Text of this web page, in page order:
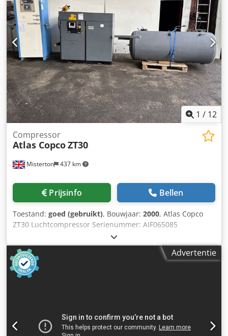
1 / 12
Misterton 437 km
Compressor
Atlas CopcoZT30
Prijsinfo Bellen
Toestand: goed (gebruikt), Bouwjaar: 2000, Atlas Copco
ZT30 Luchtcompressor Serienummer: AIF065085
Crjdpfsvtcy Ujx Aa Tjf 2000, olievrije luchtgekoelde
schroefcompressor, werkdruk 8,6 bar,
compressorvermogen 69 l/s, motor 30 kW, wordt geleverd
met Ultrafilter International drogermodel: HLALD0225 en
Abbott luchttank
Advertentie